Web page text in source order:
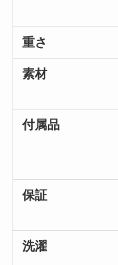
重さ
素材
付属品
保証
洗濯